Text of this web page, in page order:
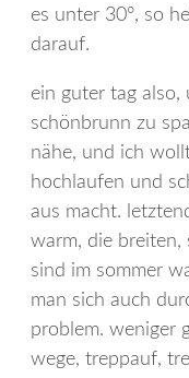
es unter 30°, so
darauf.
ein guter tag also,
schönbrunn zu
nähe, und ich
hochlaufen und
aus macht.
warm, die breiten,
sind im sommer
man sich auch
problem. weniger
wege, treppauf,